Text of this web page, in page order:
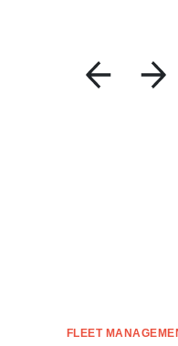
FLEET